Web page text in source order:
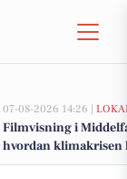
07-08-2026 14:26 |
Filmvisning i
hvordan klimakrisen
mennesker med